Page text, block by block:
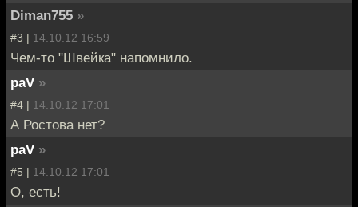
Diman755 »
#3 | 14.10.12 16:59
Чем-то "Швейка" напомнило.
paV »
#4 | 14.10.12 17:01
А Ростова нет?
paV »
#5 | 14.10.12 17:01
О, есть!